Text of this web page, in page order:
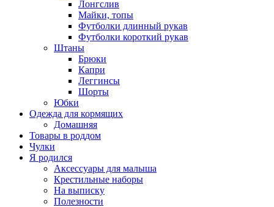
Лонгслив
Майки, топы
Футболки длинный рукав
Футболки короткий рукав
Штаны
Брюки
Капри
Леггинсы
Шорты
Юбки
Одежда для кормящих
Домашняя
Товары в роддом
Чулки
Я родился
Аксессуары для малыша
Крестильные наборы
На выписку
Полезности